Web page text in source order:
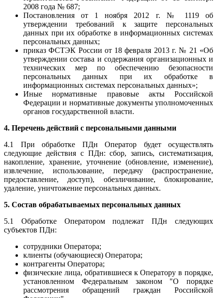
2008 года № 687;
Постановления от 1 ноября 2012 г. № 1119 об
утверждении требований к защите персональных
данных при их обработке в информационных системах
персональных данных;
приказ ФСТЭК России от 18 февраля 2013 г. № 21 «Об
утверждении состава и содержания организационных и
технических мер по обеспечению безопасности
персональных данных при их обработке в
информационных системах персональных данных»;
Иные нормативные правовые акты Российской
Федерации и нормативные документы уполномоченных
органов государственной власти.
4. Перечень действий с персональными данными
4.1 При обработке ПДн Оператор будет осуществлять
следующие действия с ПДн: сбор, запись, систематизация,
накопление, хранение, уточнение (обновление, изменение),
извлечение, использование, передачу (распространение,
предоставление, доступ), обезличивание, блокирование,
удаление, уничтожение персональных данных.
5. Состав обрабатываемых персональных данных
5.1 Обработке Оператором подлежат ПДн следующих
субъектов ПДн:
сотрудники Оператора;
клиенты (обучающиеся) Оператора;
контрагенты Оператора;
физические лица, обратившиеся к Оператору в порядке,
установленном Федеральным законом "О порядке
рассмотрения обращений граждан Российской